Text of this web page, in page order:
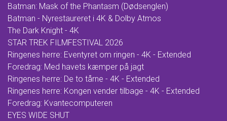
Batman: Mask of the Phantasm (Dødsenglen)
Batman - Nyrestaureret i 4K & Dolby Atmos
The Dark Knight - 4K
STAR TREK FILMFESTIVAL 2026
Ringenes herre: Eventyret om ringen - 4K - Extended
Foredrag: Med havets kæmper på jagt
Ringenes herre: De to tårne - 4K - Extended
Ringenes herre: Kongen vender tilbage - 4K - Extended
Foredrag: Kvantecomputeren
EYES WIDE SHUT